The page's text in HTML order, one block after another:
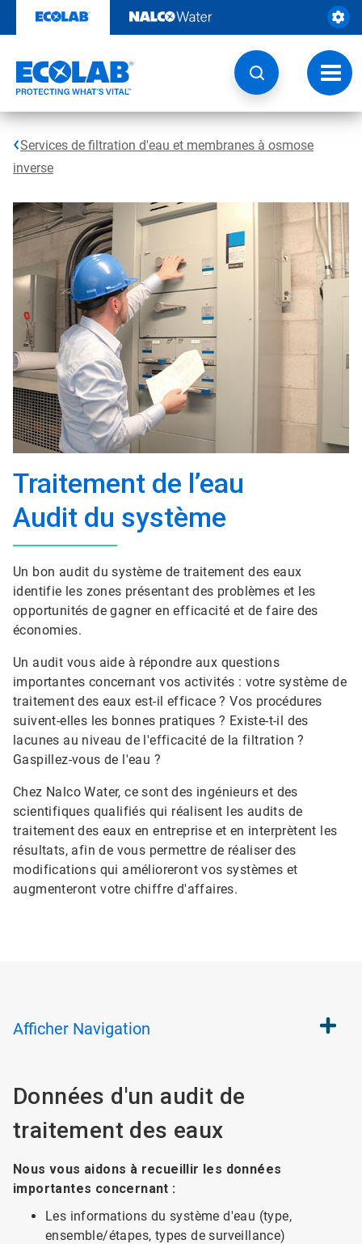
contenu
la
Services de filtration d'eau et membranes à osmose
inverse
Traitement de l’eau
Audit du système
Un bon audit du système de traitement des eaux
identifie les zones présentant des problèmes et les
opportunités de gagner en efficacité et de faire des
économies.
Un audit vous aide à répondre aux questions
importantes concernant vos activités : votre système de
traitement des eaux est-il efficace ? Vos procédures
suivent-elles les bonnes pratiques ? Existe-t-il des
lacunes au niveau de l'efficacité de la filtration ?
Gaspillez-vous de l'eau ?
Chez Nalco Water, ce sont des ingénieurs et des
scientifiques qualifiés qui réalisent les audits de
traitement des eaux en entreprise et en interprètent les
résultats, afin de vous permettre de réaliser des
modifications qui amélioreront vos systèmes et
augmenteront votre chiffre d'affaires.
Afficher Navigation
Données d'un audit de
traitement des eaux
Nous vous aidons à recueillir les données
importantes concernant :
Les informations du système d'eau (type,
ensemble/étapes, types de surveillance)